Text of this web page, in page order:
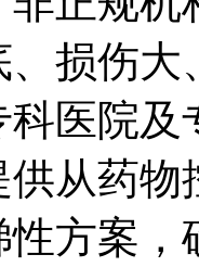
、损伤大
科医院
供从药物
性方案，